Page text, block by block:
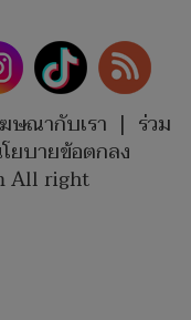
ษณากับเรา | ร่วม
ยบายข้อตกลง
All right